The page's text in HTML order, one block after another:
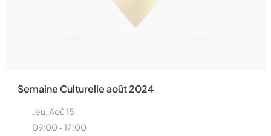
Semaine Culturelle août 2024
Jeu, Aoû 15
09:00 - 17:00